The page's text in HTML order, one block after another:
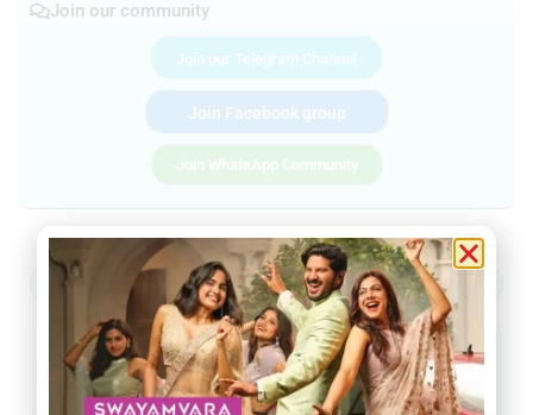
Join our community
Join our Telegram Channel
Join Facebook group
Join WhatsApp Community
ആറ്റിങ്ങൽ വർക്കല ചിറയിൻകീഴ്
നെടുമങ്ങാട് വാമനപുരം കാട്ടാക്കട